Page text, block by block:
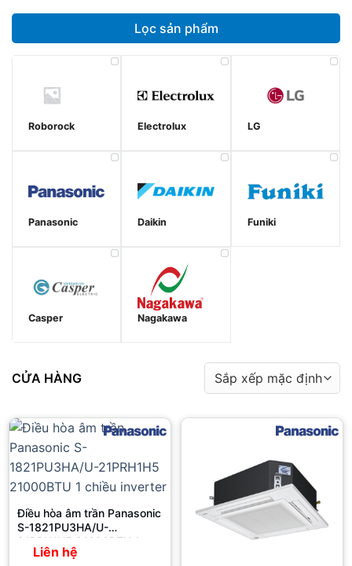
Lọc sản phẩm
Roborock Electrolux LG
Panasonic Daikin Funiki
Casper Nagakawa
CỬA HÀNG
Điều hòa âm trần Panasonic
S-1821PU3HA/U-
21PRH1H5 21000BTU 1
chiều inverter
Liên hệ